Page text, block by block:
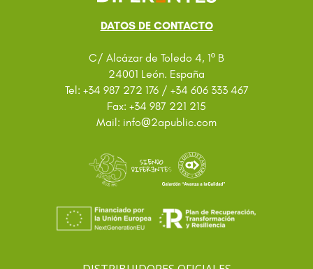
DATOS DE CONTACTO
C/ Alcázar de Toledo 4, 1º B
24001 León. España
Tel: +34 987 272 176 / +34 606 333 467
Fax: +34 987 221 215
Mail: info@2apublic.com